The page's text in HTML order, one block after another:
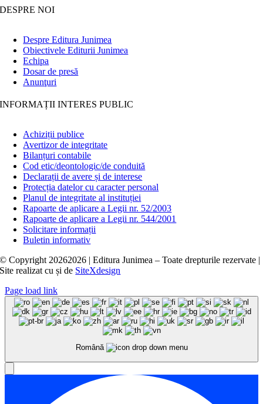
DESPRE NOI
Despre Editura Junimea
Obiectivele Editurii Junimea
Echipa
Dosar de presă
Anunţuri
INFORMAȚII INTERES PUBLIC
Achiziții publice
Avertizor de integritate
Bilanțuri contabile
Cod etic/deontologic/de conduită
Declarații de avere și de interese
Protecția datelor cu caracter personal
Planul de integritate al instituției
Rapoarte de aplicare a Legii nr. 52/2003
Rapoarte de aplicare a Legii nr. 544/2001
Solicitare informații
Buletin informativ
© Copyright 20262026 | Editura Junimea – Toate drepturile rezervate |
Site realizat cușide SiteXdesign
Page load link
Română